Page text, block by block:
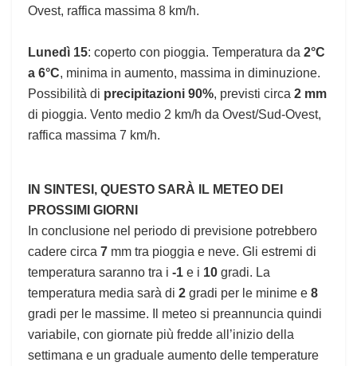
Ovest, raffica massima 8 km/h.
Lunedì 15: coperto con pioggia. Temperatura da 2°C
a 6°C, minima in aumento, massima in diminuzione.
Possibilità di precipitazioni 90%, previsti circa 2 mm
di pioggia. Vento medio 2 km/h da Ovest/Sud-Ovest,
raffica massima 7 km/h.
IN SINTESI, QUESTO SARÀ IL METEO DEI
PROSSIMI GIORNI
In conclusione nel periodo di previsione potrebbero
cadere circa 7 mm tra pioggia e neve. Gli estremi di
temperatura saranno tra i -1 e i 10 gradi. La
temperatura media sarà di 2 gradi per le minime e 8
gradi per le massime. Il meteo si preannuncia quindi
variabile, con giornate più fredde all’inizio della
settimana e un graduale aumento delle temperature